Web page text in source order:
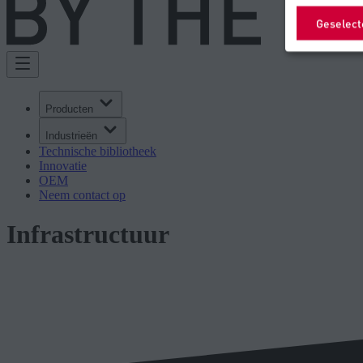
Producten
Industrieën
Technische bibliotheek
Innovatie
OEM
Neem contact op
Infrastructuur